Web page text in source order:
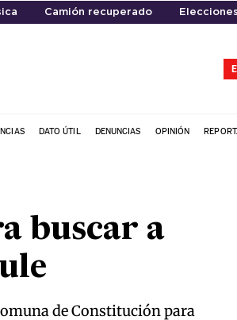
Camión recuperado
DATO ÚTIL DENUNCIAS OPINIÓN
buscar a
de Constitución para